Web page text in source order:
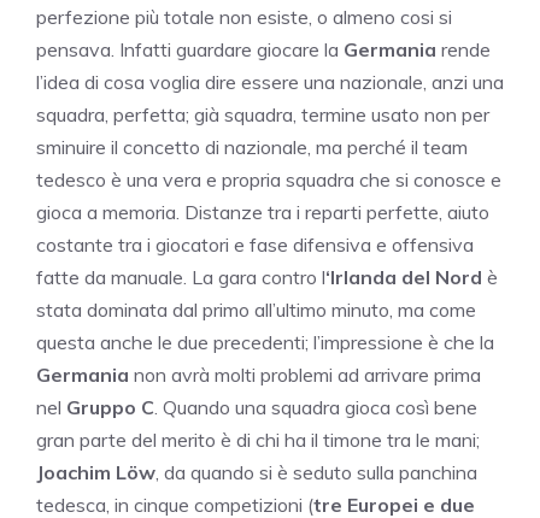
perfezione più totale non esiste, o almeno cosi si
pensava. Infatti guardare giocare la Germania rende
l’idea di cosa voglia dire essere una nazionale, anzi una
squadra, perfetta; già squadra, termine usato non per
sminuire il concetto di nazionale, ma perché il team
tedesco è una vera e propria squadra che si conosce e
gioca a memoria. Distanze tra i reparti perfette, aiuto
costante tra i giocatori e fase difensiva e offensiva
fatte da manuale. La gara contro l‘Irlanda del Nord è
stata dominata dal primo all’ultimo minuto, ma come
questa anche le due precedenti; l’impressione è che la
Germania non avrà molti problemi ad arrivare prima
nel Gruppo C. Quando una squadra gioca così bene
gran parte del merito è di chi ha il timone tra le mani;
Joachim Löw, da quando si è seduto sulla panchina
tedesca, in cinque competizioni (tre Europei e due